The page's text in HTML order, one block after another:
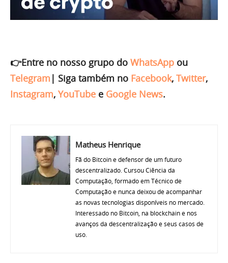
👉Entre no nosso grupo do WhatsApp ou
Telegram | Siga também no Facebook, Twitter,
Instagram, YouTube e Google News.
Matheus Henrique
Fã do Bitcoin e defensor de um futuro
descentralizado. Cursou Ciência da
Computação, formado em Técnico de
Computação e nunca deixou de acompanhar
as novas tecnologias disponíveis no mercado.
Interessado no Bitcoin, na blockchain e nos
avanços da descentralização e seus casos de
uso.